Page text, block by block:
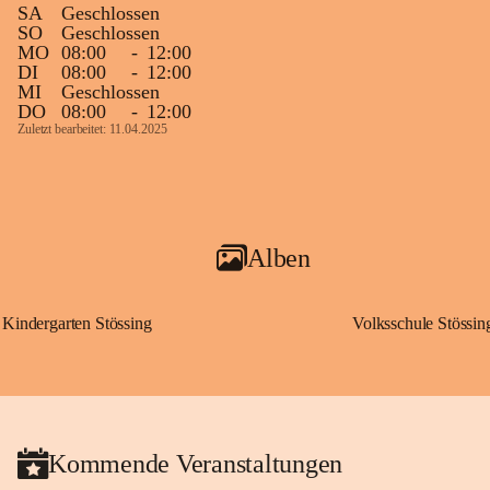
SA
Geschlossen
SO
Geschlossen
MO 08:00 - 12:00
DI
08:00 - 12:00
MI
Geschlossen
DO
08:00 - 12:00
Zuletzt bearbeitet: 11.04.2025
Alben
Kindergarten Stössing Volksschule
Kommende Veranstaltungen